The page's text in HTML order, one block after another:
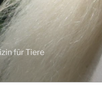
für Tiere